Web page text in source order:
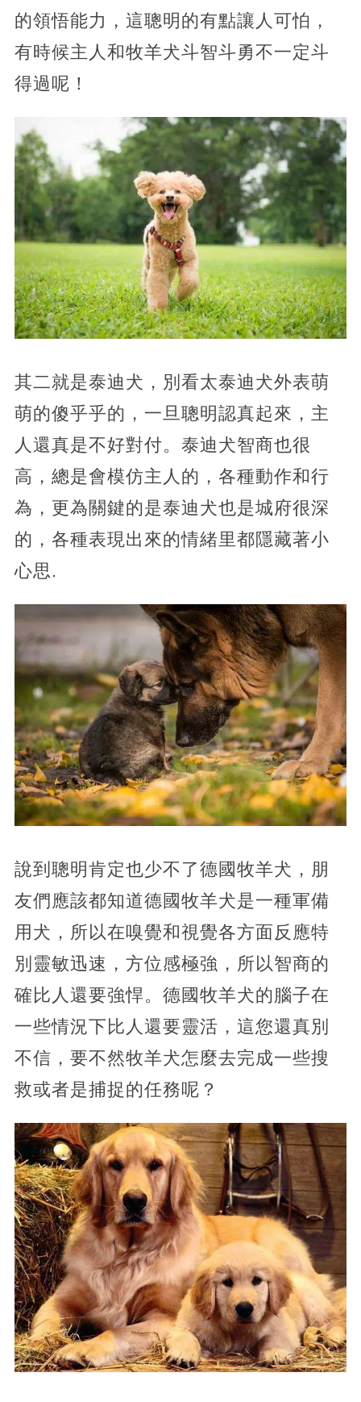
的領悟能力，這聰明的有點讓人可怕，
有時候主人和牧羊犬斗智斗勇不一定斗
得過呢！
其二就是泰迪犬，別看太泰迪犬外表萌
萌的傻乎乎的，一旦聰明認真起來，主
人還真是不好對付。泰迪犬智商也很
高，總是會模仿主人的，各種動作和行
為，更為關鍵的是泰迪犬也是城府很深
的，各種表現出來的情緒里都隱藏著小
心思.
說到聰明肯定也少不了德國牧羊犬，朋
友們應該都知道德國牧羊犬是一種軍備
用犬，所以在嗅覺和視覺各方面反應特
別靈敏迅速，方位感極強，所以智商的
確比人還要強悍。德國牧羊犬的腦子在
一些情況下比人還要靈活，這您還真別
不信，要不然牧羊犬怎麼去完成一些搜
救或者是捕捉的任務呢？